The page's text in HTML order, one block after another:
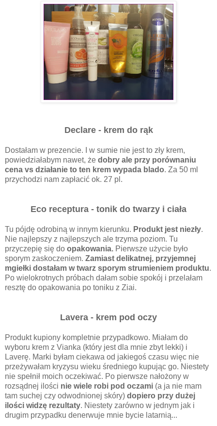
Declare - krem do rąk
Dostałam w prezencie. I w sumie nie jest to zły krem,
powiedziałabym nawet, że dobry ale przy porównaniu
cena vs działanie to ten krem wypada blado. Za 50 ml
przychodzi nam zapłacić ok. 27 pl.
Eco receptura - tonik do twarzy i ciała
Tu pójdę odrobiną w innym kierunku. Produkt jest niezły.
Nie najlepszy z najlepszych ale trzyma poziom. Tu
przyczepię się do opakowania. Pierwsze użycie było
sporym zaskoczeniem. Zamiast delikatnej, przyjemnej
mgiełki dostałam w twarz sporym strumieniem produktu.
Po wielokrotnych próbach dałam sobie spokój i przelałam
resztę do opakowania po toniku z Ziai.
Lavera - krem pod oczy
Produkt kupiony kompletnie przypadkowo. Miałam do
wyboru krem z Vianka (który jest dla mnie zbyt lekki) i
Laverę. Marki byłam ciekawa od jakiegoś czasu więc nie
przeżywałam kryzysu wieku średniego kupując go. Niestety
nie spełnił moich oczekiwać. Po pierwsze nałożony w
rozsądnej ilości nie wiele robi pod oczami (a ja nie mam
tam suchej czy odwodnionej skóry) dopiero przy dużej
ilości widzę rezultaty. Niestety zarówno w jednym jak i
drugim przypadku denerwuje mnie bycie latarnią...